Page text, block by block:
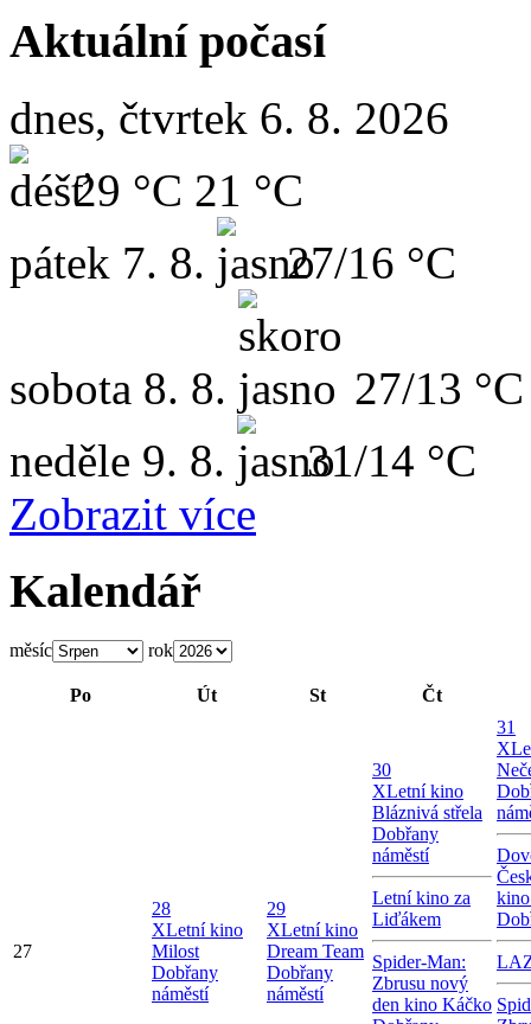
Aktuální počasí
dnes, čtvrtek 6. 8. 2026
29 °C 21 °C
pátek 7. 8. 27/16 °C
sobota 8. 8.
27/13 °C
neděle 9. 8.
31/14 °C
Zobrazit více
Kalendář
měsíc rok
Po Út St Čt
27
28
XLetní kino
Milost
Dobřany
náměstí
29
XLetní kino
Dream Team
Dobřany
náměstí
30
XLetní kino
Bláznivá střela
Dobřany
náměstí
Letní kino za
Liďákem
Spider-Man:
Zbrusu nový
den kino Káčko
31
X